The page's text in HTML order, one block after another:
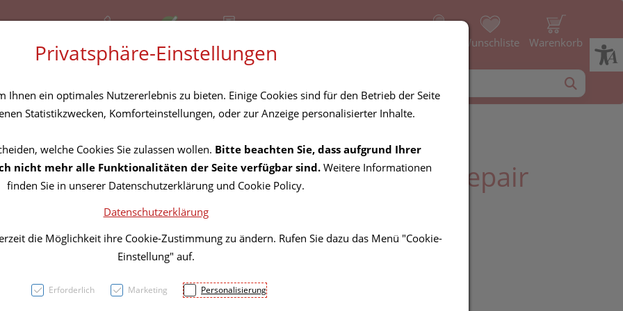
+43 (01) 3683167 Offen Rezept-Anfrage Wunschliste Warenkorb
Eucerin pH5 Skin Repair
11,75 EUR
Privatsphäre-Einstellungen
Ihnen ein optimales Nutzererlebnis zu bieten. Einige Cookies sind für den Betrieb der Seite
Statistikzwecken, Komforteinstellungen, oder zur Anzeige personalisierter Inhalte.
welche Cookies Sie zulassen wollen. Bitte beachten Sie, dass aufgrund Ihrer
nicht mehr alle Funktionalitäten der Seite verfügbar sind. Weitere Informationen
finden Sie in unserer Datenschutzerklärung und Cookie Policy.
Datenschutzerklärung
die Möglichkeit ihre Cookie-Zustimmung zu ändern. Rufen Sie dazu das Menü "Cookie-
Einstellung" auf.
Erforderlich Marketing Personalisierung